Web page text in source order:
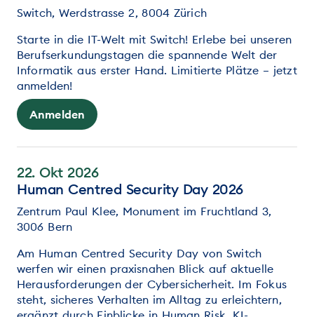
Switch, Werdstrasse 2, 8004 Zürich
Starte in die IT-Welt mit Switch! Erlebe bei unseren
Berufserkundungstagen die spannende Welt der
Informatik aus erster Hand. Limitierte Plätze – jetzt
anmelden!
Anmelden
22. Okt 2026
Human Centred Security Day 2026
Zentrum Paul Klee, Monument im Fruchtland 3,
3006 Bern
Am Human Centred Security Day von Switch
werfen wir einen praxisnahen Blick auf aktuelle
Herausforderungen der Cybersicherheit. Im Fokus
steht, sicheres Verhalten im Alltag zu erleichtern,